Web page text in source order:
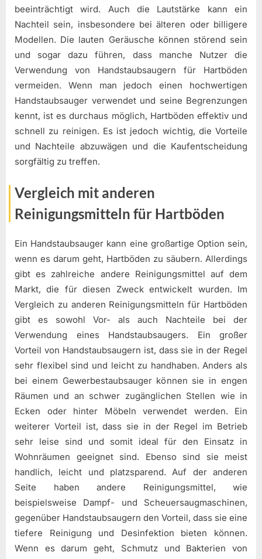
beeinträchtigt wird. Auch die Lautstärke kann ein
Nachteil sein, insbesondere bei älteren oder billigere
Modellen. Die lauten Geräusche können störend sein
und sogar dazu führen, dass manche Nutzer die
Verwendung von Handstaubsaugern für Hartböden
vermeiden. Wenn man jedoch einen hochwertigen
Handstaubsauger verwendet und seine Begrenzungen
kennt, ist es durchaus möglich, Hartböden effektiv und
schnell zu reinigen. Es ist jedoch wichtig, die Vorteile
und Nachteile abzuwägen und die Kaufentscheidung
sorgfältig zu treffen.
Vergleich mit anderen
Reinigungsmitteln für Hartböden
Ein Handstaubsauger kann eine großartige Option sein,
wenn es darum geht, Hartböden zu säubern. Allerdings
gibt es zahlreiche andere Reinigungsmittel auf dem
Markt, die für diesen Zweck entwickelt wurden. Im
Vergleich zu anderen Reinigungsmitteln für Hartböden
gibt es sowohl Vor- als auch Nachteile bei der
Verwendung eines Handstaubsaugers. Ein großer
Vorteil von Handstaubsaugern ist, dass sie in der Regel
sehr flexibel sind und leicht zu handhaben. Anders als
bei einem Gewerbestaubsauger können sie in engen
Räumen und an schwer zugänglichen Stellen wie in
Ecken oder hinter Möbeln verwendet werden. Ein
weiterer Vorteil ist, dass sie in der Regel im Betrieb
sehr leise sind und somit ideal für den Einsatz in
Wohnräumen geeignet sind. Ebenso sind sie meist
handlich, leicht und platzsparend. Auf der anderen
Seite haben andere Reinigungsmittel, wie
beispielsweise Dampf- und Scheuersaugmaschinen,
gegenüber Handstaubsaugern den Vorteil, dass sie eine
tiefere Reinigung und Desinfektion bieten können.
Wenn es darum geht, Schmutz und Bakterien von